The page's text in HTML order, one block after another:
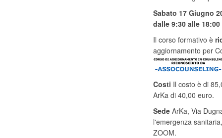
Sabato 17 Giugno
dalle 9:30 alle 18:00
Il corso formativo è
aggiornamento per
Costi Il costo è di
ArKa di 40,00 euro.
SedeArKa, Via
l'emergenza
ZOOM.